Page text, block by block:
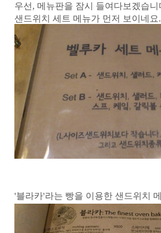
우선, 메뉴판을 잠시 들여다보겠습니
샌드위치 세트 메뉴가 먼저 보이네요.
'블라카'라는 빵을 이용한 샌드위치